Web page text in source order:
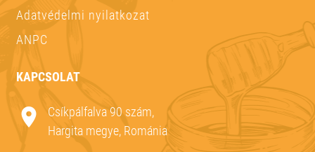
Adatvédelmi nyilatkozat
ANPC
KAPCSOLAT
Csíkpálfalva 90 szám,
Hargita megye, Románia